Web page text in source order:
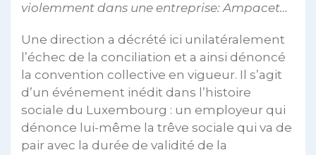
violemment dans une entreprise: Ampacet…
Une direction a décrété ici unilatéralement
l’échec de la conciliation et a ainsi dénoncé
la convention collective en vigueur. Il s’agit
d’un événement inédit dans l’histoire
sociale du Luxembourg : un employeur qui
dénonce lui-même la trêve sociale qui va de
pair avec la durée de validité de la